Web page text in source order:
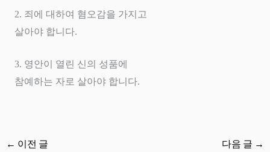
2. 죄에 대하여 혐오감을 가지고
살아야 합니다.
3. 영안이 열린 신의 성품에
참예하는 자로 살아야 합니다.
← 이전 글 다음 글 →